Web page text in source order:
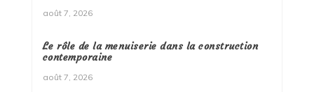
août 7, 2026
Le rôle de la menuiserie dans la construction
contemporaine
août 7, 2026